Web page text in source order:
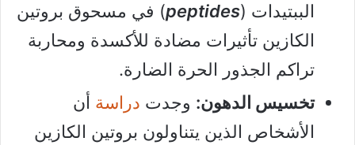
الببتيدات (peptides) في مسحوق بروتين
الكازين تأثيرات مضادة للأكسدة ومحاربة
تراكم الجذور الحرة الضارة.
تخسيس الدهون: وجدت دراسة أن
الأشخاص الذين يتناولون بروتين الكازين